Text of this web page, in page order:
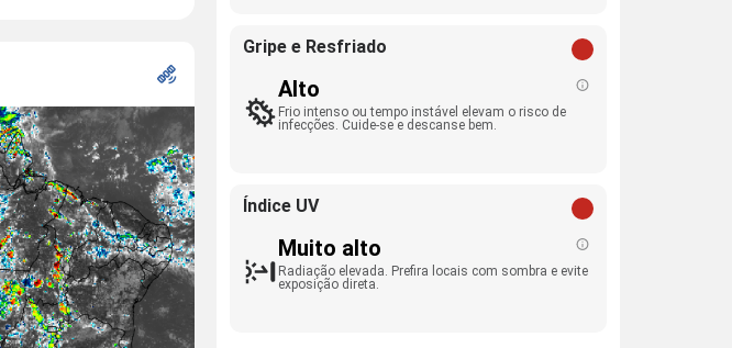
Gripe e Resfriado
Alto
Frio intenso ou tempo instável elevam o risco de
infecções. Cuide-se e descanse bem.
Índice UV
Muito alto
Radiação elevada. Prefira locais com sombra e evite
exposição direta.